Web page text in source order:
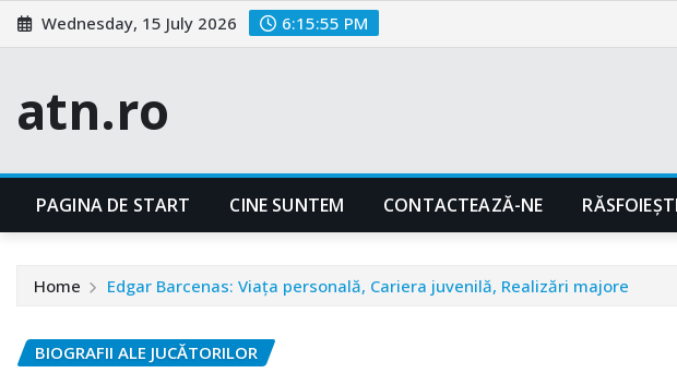
Skip
to
Wednesday, 15 July 2026 6:15:56 PM
atn.ro
PAGINA DE START CINE SUNTEM CONTACTEAZĂ-NE
Home Edgar Barcenas: Viața personală, Cariera juvenilă, Realizări majore
BIOGRAFII ALE JUCĂTORILOR